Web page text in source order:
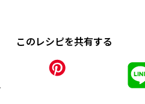
このレシピを共有する